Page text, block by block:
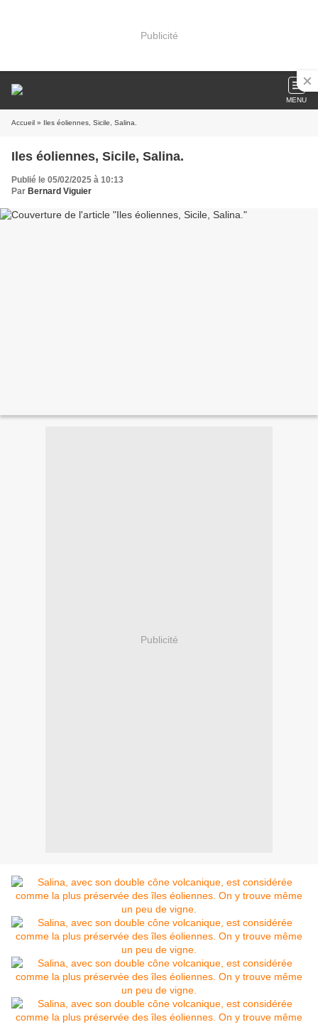
Publicité
MENU
Accueil » Iles éoliennes, Sicile, Salina.
Iles éoliennes, Sicile, Salina.
Publié le 05/02/2025 à 10:13
Par Bernard Viguier
Publicité